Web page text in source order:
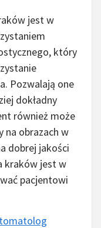
jest w
który
Pozwalają one
dokładny
również może
na obrazach w
dobrej jakości
kraków jest w
pacjentowi